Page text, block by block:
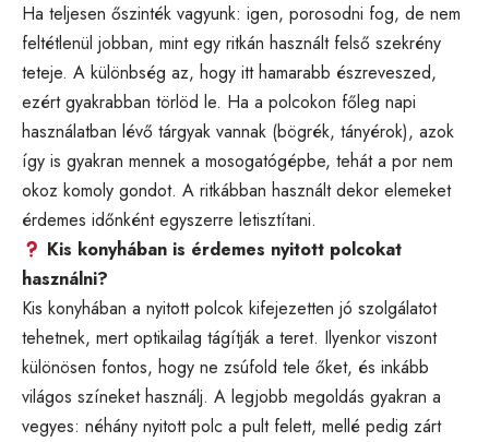
Ha teljesen őszinték vagyunk: igen, porosodni fog, de nem
feltétlenül jobban, mint egy ritkán használt felső szekrény
teteje. A különbség az, hogy itt hamarabb észreveszed,
ezért gyakrabban törlöd le. Ha a polcokon főleg napi
használatban lévő tárgyak vannak (bögrék, tányérok), azok
így is gyakran mennek a mosogatógépbe, tehát a por nem
okoz komoly gondot. A ritkábban használt dekor elemeket
érdemes időnként egyszerre letisztítani.
Kis konyhában is érdemes nyitott polcokat
használni?
Kis konyhában a nyitott polcok kifejezetten jó szolgálatot
tehetnek, mert optikailag tágítják a teret. Ilyenkor viszont
különösen fontos, hogy ne zsúfold tele őket, és inkább
világos színeket használj. A legjobb megoldás gyakran a
vegyes: néhány nyitott polc a pult felett, mellé pedig zárt